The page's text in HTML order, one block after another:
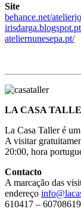
Site
behance.net/
ateliernunesepa.pt/
LA CASA
La Casa Taller é
A visitar
20:00, hora
Contacto
A marcação das
endereço
610417 –